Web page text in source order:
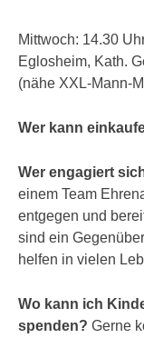
Mittwoch: 14.30
Eglosheim, Kath.
(nähe XXL-Mann-
Wer kann
Wer engagiert
einem Team
entgegen und
sind ein
helfen in vielen
Wo kann ich
spenden? Gerne